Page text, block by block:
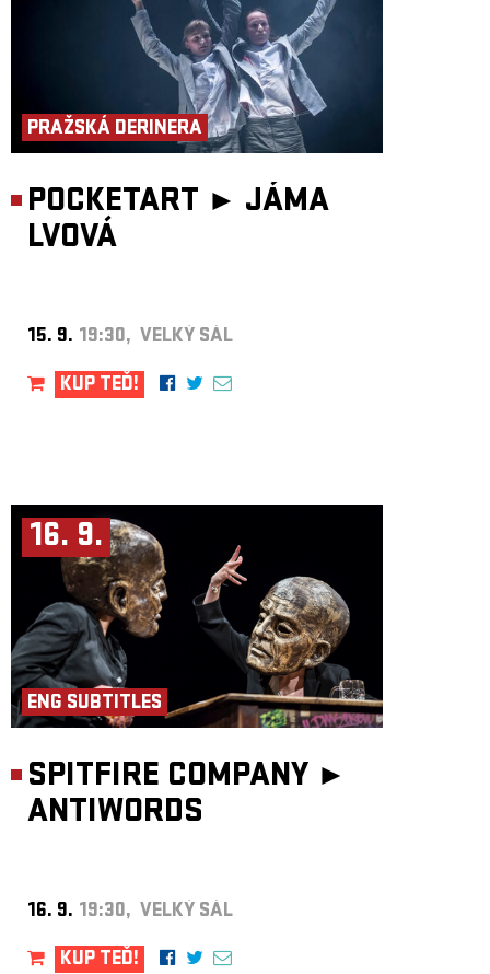
s baskytaristou Jakubem Vejnarem, Mirek Kemel s kapelou (Vlastimil
Konopiský, Tomáš Görtler, Martin Novák, Petr Mikeš, Pepa Štěpánek,
Petr Ostrouchov) a Vladimír Javorský, Marie Puttnerová s kapelou
(Martin Brunner, Petr Uvira, Martin Novák) a přijde si zazpívat i Ivan
Trojan. Videoprojekcemi večer doprovodí Linda Arbanová.
PRAŽSKÁ DERINERA
POCKETART ► JÁMA
LVOVÁ
15. 9. 19:30, VELKÝ SÁL
KUP TEĎ!
16. 9.
ENG SUBTITLES
SPITFIRE COMPANY ►
ANTIWORDS
16. 9. 19:30, VELKÝ SÁL
KUP TEĎ!